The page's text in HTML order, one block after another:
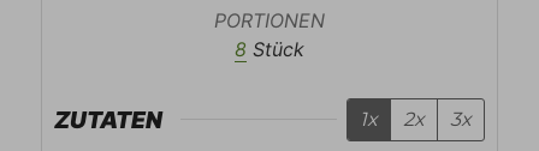
PORTIONEN
8 Stück
ZUTATEN 1x 2x 3x